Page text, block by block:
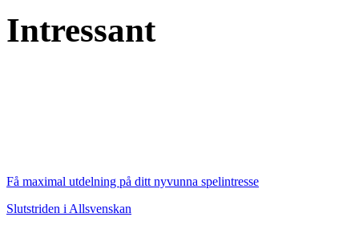
Intressant
Få maximal utdelning på ditt nyvunna spelintresse
Slutstriden i Allsvenskan